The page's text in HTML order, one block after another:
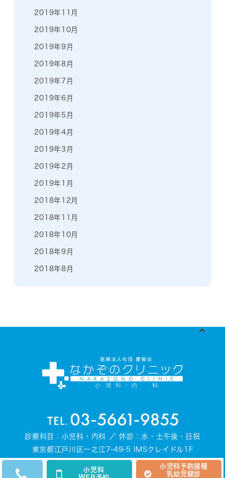
小児科
小児科予防接種
乳幼児健診
2019年11月
2019年10月
2019年9月
2019年8月
2019年7月
2019年6月
2019年5月
2019年4月
2019年3月
2019年2月
2019年1月
2018年12月
2018年11月
2018年10月
2018年9月
2018年8月
診療科目：小児科・内科 ／ 休診：水・土午後・日祝
東京都江戸川区一之江7-49-5 IMSクレイドル1F
© NAKAZONO CLINIC